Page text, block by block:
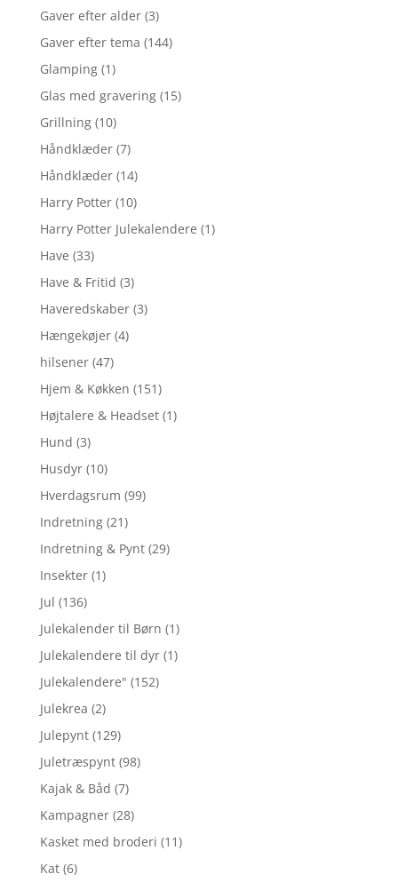
Gaver efter alder (3)
Gaver efter tema (144)
Glamping (1)
Glas med gravering (15)
Grillning (10)
Håndklæder (7)
Håndklæder (14)
Harry Potter (10)
Harry Potter Julekalendere (1)
Have (33)
Have & Fritid (3)
Haveredskaber (3)
Hængekøjer (4)
hilsener (47)
Hjem & Køkken (151)
Højtalere & Headset (1)
Hund (3)
Husdyr (10)
Hverdagsrum (99)
Indretning (21)
Indretning & Pynt (29)
Insekter (1)
Jul (136)
Julekalender til Børn (1)
Julekalendere til dyr (1)
Julekalendere" (152)
Julekrea (2)
Julepynt (129)
Juletræspynt (98)
Kajak & Båd (7)
Kampagner (28)
Kasket med broderi (11)
Kat (6)